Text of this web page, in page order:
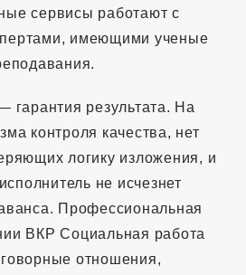
сервисы работают с
имеющими ученые
гарантия результата. На
контроля качества, нет
логику изложения, и
не исчезнет
Профессиональная
ВКР Социальная работа
отношения,